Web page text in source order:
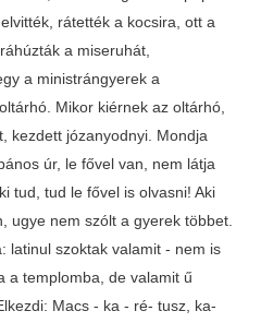
rátették a kocsira, ott a
a miseruhát,
a ministrángyerek a
Mikor kiérnek az oltárhó,
kezdett józanyodnyi. Mondja
úr, le fővel van, nem látja
tud, tud le fővel is olvasni! Aki
ugye nem szólt a gyerek többet.
latinul szoktak valamit - nem is
a templomba, de valamit ű
Macs - ka - ré- tusz, ka-